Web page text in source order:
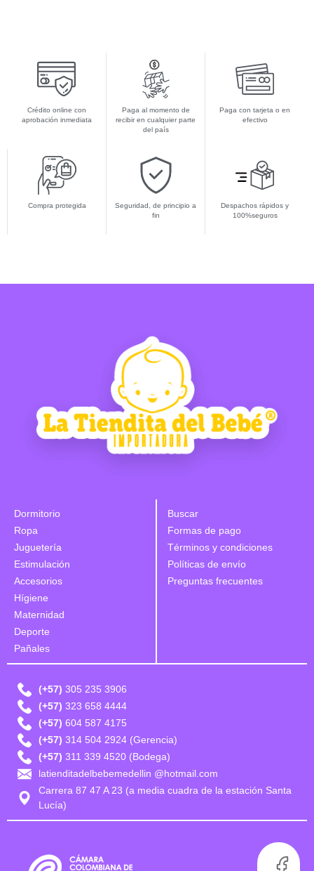
Crédito online con
aprobación inmediata
Paga al momento de
recibir en cualquier parte
del país
Paga con tarjeta o en
efectivo
Compra protegida
Seguridad, de principio a
fin
Despachos rápidos y
100%seguros
Dormitorio
Ropa
Juguetería
Estimulación
Accesorios
Hígiene
Maternidad
Deporte
Pañales
Buscar
Formas de pago
Términos y condiciones
Políticas de envío
Preguntas frecuentes
(+57) 305 235 3906
(+57) 323 658 4444
(+57) 604 587 4175
(+57) 314 504 2924 (Gerencia)
(+57) 311 339 4520 (Bodega)
latienditadelbebemedellin @hotmail.com
Carrera 87 47 A 23 (a media cuadra de la estación Santa
Lucía)